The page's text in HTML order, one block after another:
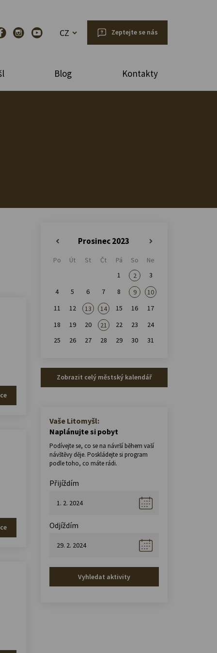
CZ Zeptejte se nás
Blog Kontakty
Prosinec 2023
»
Po Út St Čt Pá So
Ne
1
2
3
4
5 6 7 8 9
10
11
12 13 14 15 16
17
18
19 20 21 22 23
24
25
26 27 28 29 30 31
Zobrazit celý městský kalendář
Vaše Litomyšl:
Naplánujte si pobyt
Podívejte se, co se na návrší během vaší
návštěvy děje. Poskládejte si program
podle toho, co máte rádi.
Přijíždím
Odjíždím
Vyhledat aktivity